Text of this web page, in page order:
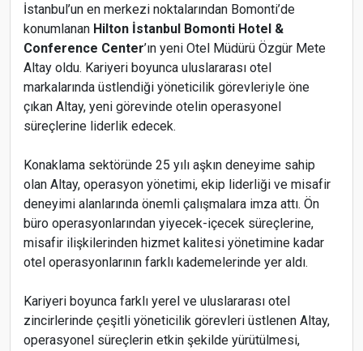
İstanbul’un en merkezi noktalarından Bomonti’de
konumlanan Hilton İstanbul Bomonti Hotel &
Conference Center’ın yeni Otel Müdürü Özgür Mete
Altay oldu. Kariyeri boyunca uluslararası otel
markalarında üstlendiği yöneticilik görevleriyle öne
çıkan Altay, yeni görevinde otelin operasyonel
süreçlerine liderlik edecek.
Konaklama sektöründe 25 yılı aşkın deneyime sahip
olan Altay, operasyon yönetimi, ekip liderliği ve misafir
deneyimi alanlarında önemli çalışmalara imza attı. Ön
büro operasyonlarından yiyecek-içecek süreçlerine,
misafir ilişkilerinden hizmet kalitesi yönetimine kadar
otel operasyonlarının farklı kademelerinde yer aldı.
Kariyeri boyunca farklı yerel ve uluslararası otel
zincirlerinde çeşitli yöneticilik görevleri üstlenen Altay,
operasyonel süreçlerin etkin şekilde yürütülmesi,